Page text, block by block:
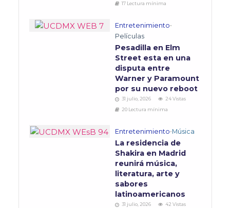
17 Lectura mínima
Entretenimiento•
Películas
Pesadilla en Elm
Street esta en una
disputa entre
Warner y Paramount
por su nuevo reboot
31 julio, 2026
24 Vistas
20 Lectura mínima
Entretenimiento•Música
La residencia de
Shakira en Madrid
reunirá música,
literatura, arte y
sabores
latinoamericanos
31 julio, 2026
42 Vistas